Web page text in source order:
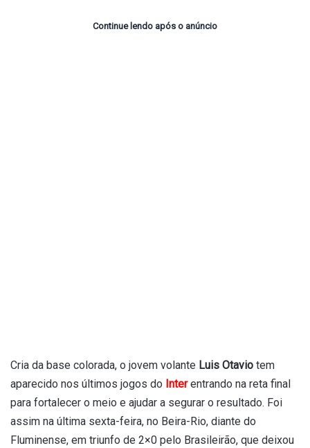
Continue lendo após o anúncio
Cria da base colorada, o jovem volante Luis Otavio tem
aparecido nos últimos jogos do Interentrando na reta final
para fortalecer o meio e ajudar a segurar o resultado. Foi
assim na última sexta-feira, no Beira-Rio, diante do
Fluminense, em triunfo de 2×0 pelo Brasileirão, que deixou